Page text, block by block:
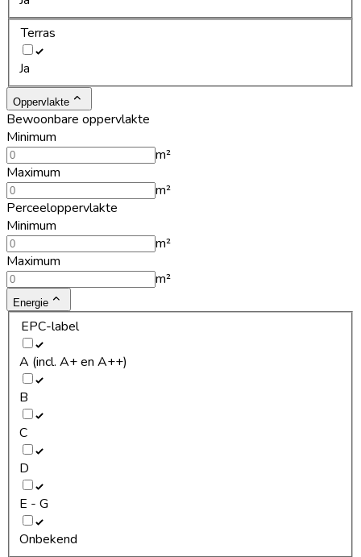
Terras
Ja
Oppervlakte
Bewoonbare oppervlakte
Minimum
m²
Maximum
m²
Perceeloppervlakte
Minimum
m²
Maximum
m²
Energie
EPC-label
A (incl. A+ en A++)
B
C
D
E - G
Onbekend